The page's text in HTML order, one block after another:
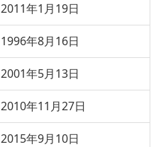
2011年1月19日
1996年8月16日
2001年5月13日
2010年11月27日
2015年9月10日